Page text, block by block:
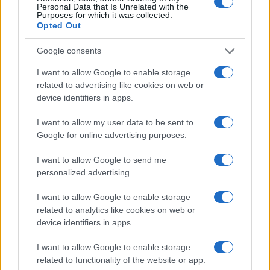
Personal Data that Is Unrelated with the
Purposes for which it was collected.
Opted Out
Google consents
I want to allow Google to enable storage
related to advertising like cookies on web or
device identifiers in apps.
I want to allow my user data to be sent to
Google for online advertising purposes.
I want to allow Google to send me
personalized advertising.
I want to allow Google to enable storage
related to analytics like cookies on web or
device identifiers in apps.
I want to allow Google to enable storage
related to functionality of the website or app.
destare qualche sospetto. Primo: la citata Ong
che fornisce ospitalità a Ruei vanta tra i suoi
principali finanziatori indovinate chi? Semplice: le
immigrazionista George Soros. Sarà soltanto un
caso? Difficile poterlo immaginare.
migranti di origine africana, Ruei ha preso parte
ad una conferenza stampa organizzata alla
Camera dei Deputati dal segretario dem Elly
Schleine dai due leader di Avs Angelo Bonelli
Nicola Fratoianni.Gli stessi che poco più di due
anni or sono candidarono e fecero eleggere a
Montecitorio proprio lui, Aboubakar Soumahoro.